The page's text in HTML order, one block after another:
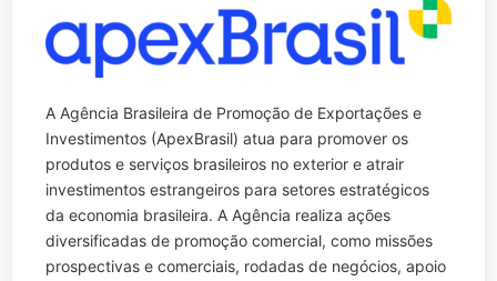
A Agência Brasileira de Promoção de Exportações e
Investimentos (ApexBrasil) atua para promover os
produtos e serviços brasileiros no exterior e atrair
investimentos estrangeiros para setores estratégicos
da economia brasileira. A Agência realiza ações
diversificadas de promoção comercial, como missões
prospectivas e comerciais, rodadas de negócios, apoio